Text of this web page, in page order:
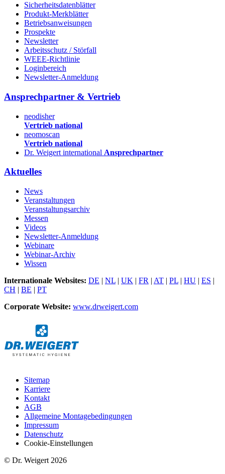
Sicherheitsdatenblätter
Produkt-Merkblätter
Betriebsanweisungen
Prospekte
Newsletter
Arbeitsschutz / Störfall
WEEE-Richtlinie
Loginbereich
Newsletter-Anmeldung
Ansprechpartner & Vertrieb
neodisher
Vertrieb national
neomoscan
Vertrieb national
Dr. Weigert international Ansprechpartner
Aktuelles
News
Veranstaltungen
Veranstaltungsarchiv
Messen
Videos
Newsletter-Anmeldung
Webinare
Webinar-Archiv
Wissen
Internationale Websites: DE | NL | UK | FR | AT | PL | HU | ES |
CH | BE | PT
Corporate Website: www.drweigert.com
Sitemap
Karriere
Kontakt
AGB
Allgemeine Montagebedingungen
Impressum
Datenschutz
Cookie-Einstellungen
© Dr. Weigert 2026